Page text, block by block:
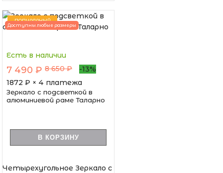
ПОПУЛЯРНЫЙ
Доступны любые размеры
Есть в наличии
7 490 ₽ 8 650 ₽
-13%
1872 ₽ × 4 платежа
Зеркало с подсветкой в
алюминиевой раме Таларно
В КОРЗИНУ
Четырехугольное Зеркало с